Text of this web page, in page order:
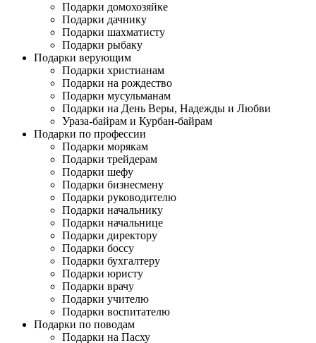
Подарки домохозяйке
Подарки дачнику
Подарки шахматисту
Подарки рыбаку
Подарки верующим
Подарки христианам
Подарки на рождество
Подарки мусульманам
Подарки на День Веры, Надежды и Любви
Ураза-байрам и Курбан-байрам
Подарки по профессии
Подарки морякам
Подарки трейдерам
Подарки шефу
Подарки бизнесмену
Подарки руководителю
Подарки начальнику
Подарки начальнице
Подарки директору
Подарки боссу
Подарки бухгалтеру
Подарки юристу
Подарки врачу
Подарки учителю
Подарки воспитателю
Подарки по поводам
Подарки на Пасху